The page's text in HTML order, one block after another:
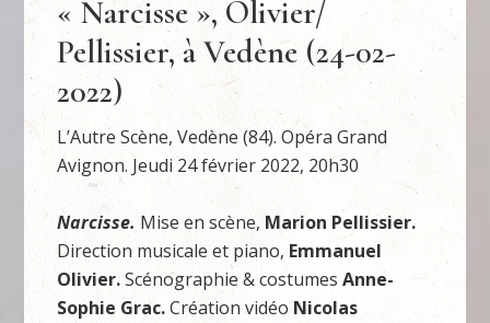
« Narcisse », Olivier/
Pellissier, à Vedène (24-02-
2022)
L’Autre Scène, Vedène (84). Opéra Grand
Avignon. Jeudi 24 février 2022, 20h30
Narcisse. Mise en scène, Marion Pellissier.
Direction musicale et piano, Emmanuel
Olivier.Scénographie & costumesAnne-
Sophie Grac.Création vidéo Nicolas